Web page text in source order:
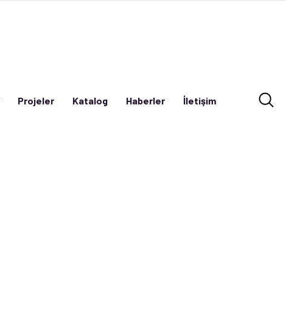
Projeler Katalog Haberler İletişim